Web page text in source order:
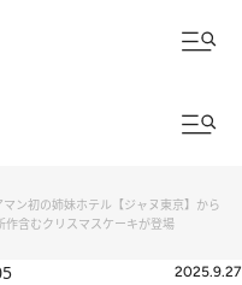
マン初の姉妹ホテル【ジャヌ東京】から
作含むクリスマスケーキが登場
2025.9.27